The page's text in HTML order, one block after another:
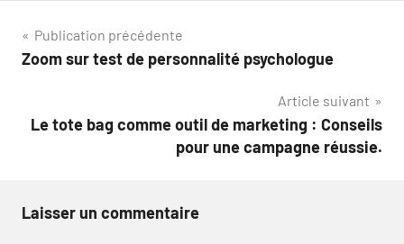
Navigation
de
Publication précédente
Zoom sur test de personnalité psychologue
Article suivant
Le tote bag comme outil de marketing : Conseils
pour une campagne réussie.
Laisser un commentaire